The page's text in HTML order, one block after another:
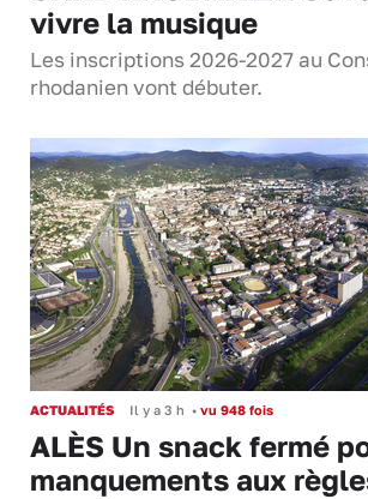
vivre la musique
Les inscriptions 2026-2027 au
rhodanien vont débuter.
ACTUALITÉS Il y a 3 h • vu 948 fois
ALÈS Un snack fermé
manquements aux